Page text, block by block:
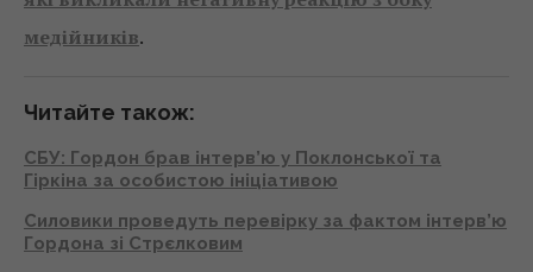
медійників.
Читайте також:
СБУ: Гордон брав інтерв’ю у Поклонської та
Гіркіна за особистою ініціативою
Силовики проведуть перевірку за фактом інтерв’ю
Гордона зі Стрєлковим